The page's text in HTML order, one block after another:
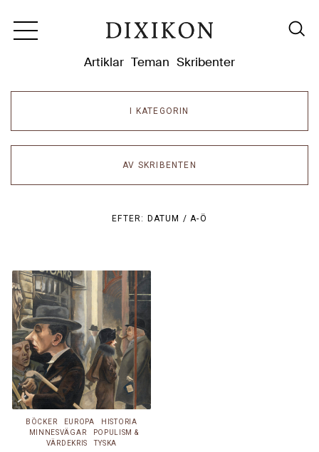
Artiklar Teman Skribenter
I KATEGORIN
AV SKRIBENTEN
EFTER: DATUM /A-Ö
BÖCKER EUROPA
HISTORIA
MINNESVÄGAR
POPULISM &
VÄRDEKRIS
TYSKA